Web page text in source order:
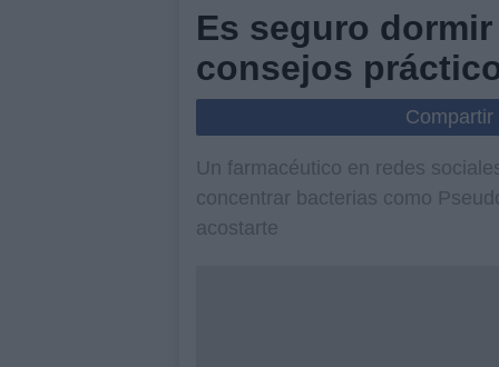
Es seguro
consejos
Un farmacéutico en redes
concentrar bacterias como
acostarte